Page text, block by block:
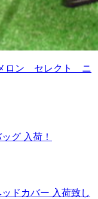
ロン セレクト ニ
グ 入荷！
ドカバー 入荷致し